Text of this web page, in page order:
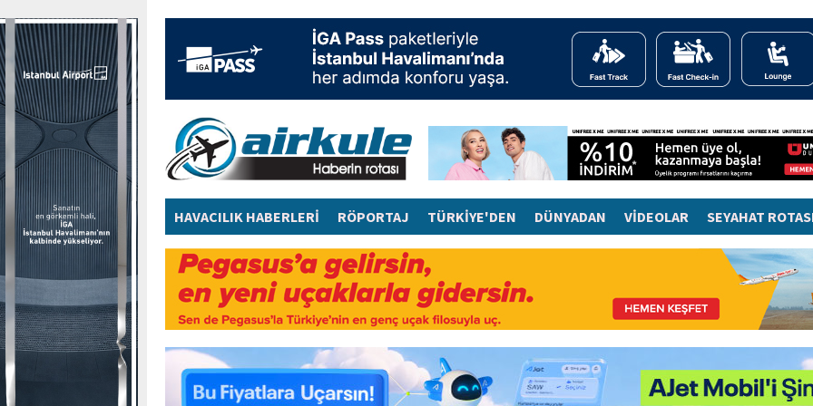
HAVACILIK HABERLERİ RÖPORTAJ TÜRKİYE'DEN DÜNYADAN VİDEOLAR SEYAHAT